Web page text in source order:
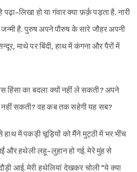
लिखा हो या गंवार क्या फ़र्क़ पड़ता है. नारी
है. पुरुष अपने पौरुष के सारे जौहर अपनी
माथे पर बिंदी, हाथ में कंगना और पैरों में
हिंसा का बदला क्यों नहीं ले सकती? अपने
नहीं सकती? वह कब तक सहेगी यह सब?
में पकड़ी चूड़ियों को मैंने मुट्ठी में भर भींच
और हथेली लहू-लुहान हो गई. मेरे मुंह से
आई. मेरी हथेलियां देखकर चोली "ये क्या